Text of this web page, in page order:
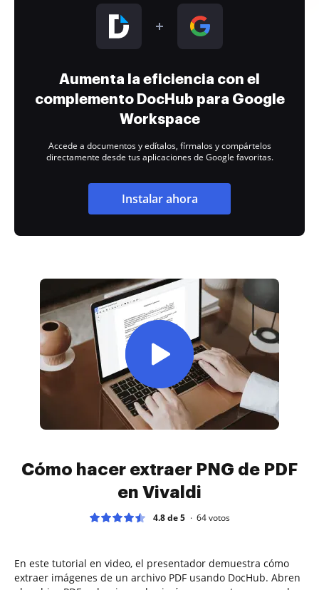
Aumenta la eficiencia con el
complemento DocHub para Google
Workspace
Accede a documentos y edítalos, fírmalos y compártelos
directamente desde tus aplicaciones de Google favoritas.
Instalar ahora
Cómo hacer extraer PNG de PDF
en Vivaldi
4.8 de 5 64votos
En este tutorial en video, el presentador demuestra cómo
extraer imágenes de un archivo PDF usando DocHub. Abren